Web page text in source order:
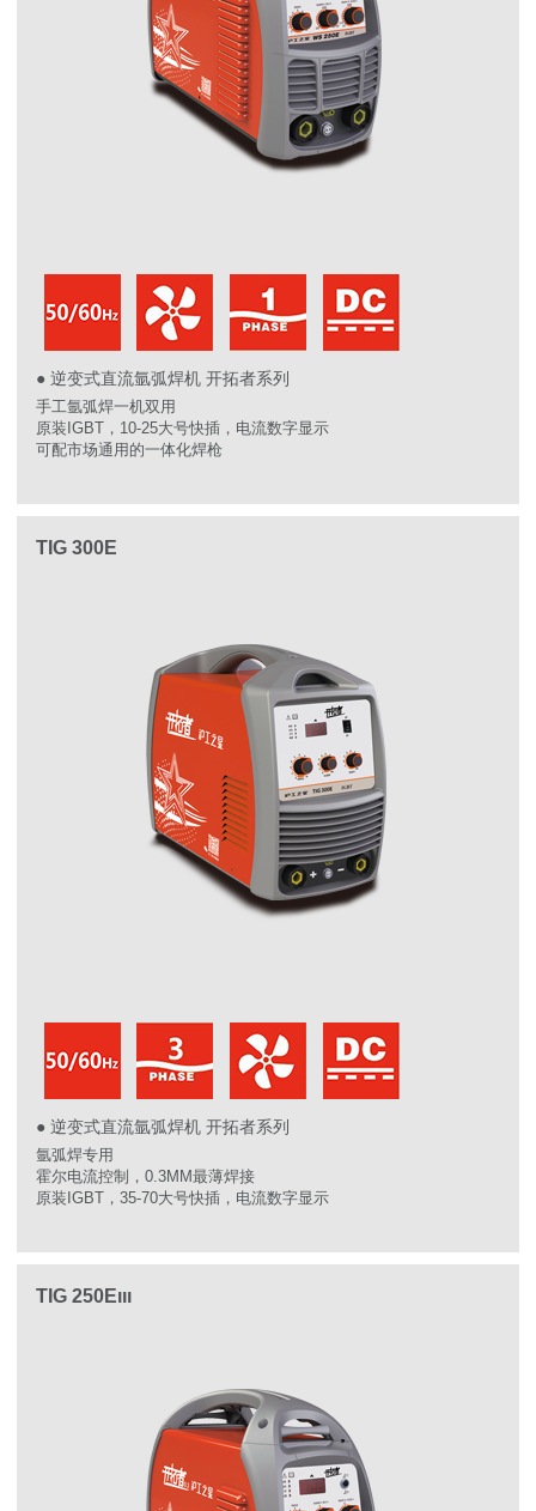
● 逆变式直流氩弧焊机 开拓者系列
手工氩弧焊一机双用
原装IGBT，10-25大号快插，电流数字显示
可配市场通用的一体化焊枪
TIG 300E
● 逆变式直流氩弧焊机 开拓者系列
氩弧焊专用
霍尔电流控制，0.3MM最薄焊接
原装IGBT，35-70大号快插，电流数字显示
TIG 250Eııı